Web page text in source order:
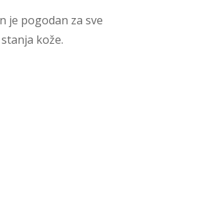
je pogodan za sve
kože.